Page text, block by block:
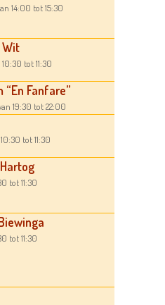
14:00 tot 15:30
Wit
tot 11:30
Fanfare”
19:30 tot 22:00
tot 11:30
tot 11:30
tot 11:30